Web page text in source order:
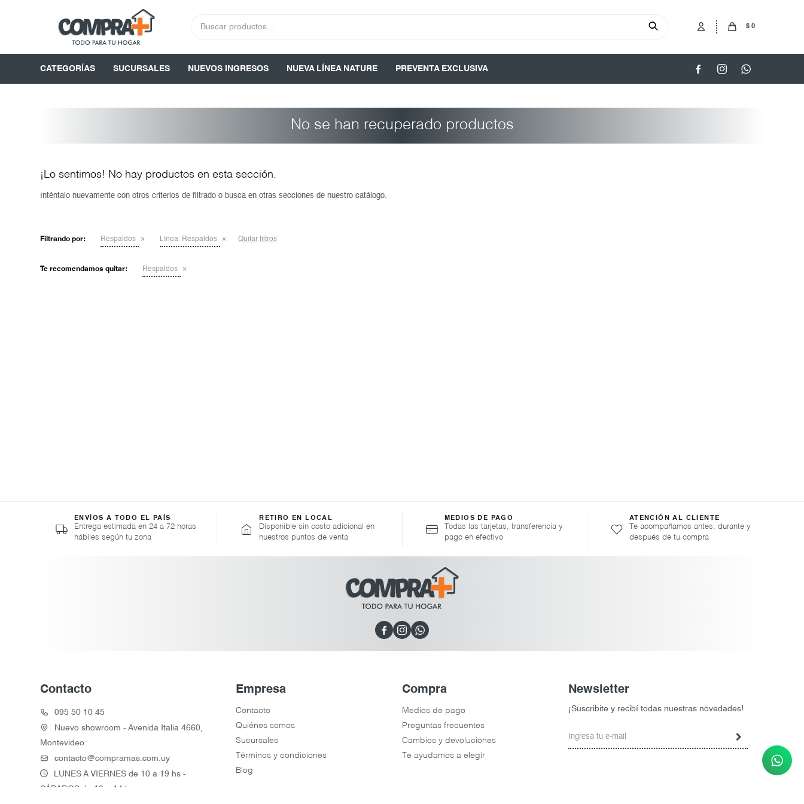
CATEGORÍAS SUCURSALES NUEVOS INGRESOS NUEVA LÍNEA NATURE PREVENTA EXCLUSIVA
$ 0
  
No se han recuperado productos
¡Lo sentimos! No hay productos en esta sección.
Inténtalo nuevamente con otros criterios de filtrado o busca en otras secciones de nuestro catálogo.
Filtrando por: Respaldos Línea: Respaldos Quitar filtros
Te recomendamos quitar: Respaldos
ENVÍOS A TODO EL PAÍS
Entrega estimada en 24 a 72 horas
hábiles según tu zona
RETIRO EN LOCAL
Disponible sin costo adicional en
nuestros puntos de venta
MEDIOS DE PAGO
Todas las tarjetas, transferencia y
pago en efectivo
ATENCIÓN AL CLIENTE
Te acompañamos antes, durante y
después de tu compra
  
Contacto
095 50 10 45
Nuevo showroom - Avenida Italia 4660,
Montevideo
contacto@compramas.com.uy
LUNES A VIERNES de 10 a 19 hs -
SÁBADOS de 10 a 14 hs
Empresa
Contacto
Quiénes somos
Sucursales
Términos y condiciones
Blog
Compra
Medios de pago
Preguntas frecuentes
Cambios y devoluciones
Te ayudamos a elegir
Newsletter
¡Suscribite y recibí todas nuestras novedades!